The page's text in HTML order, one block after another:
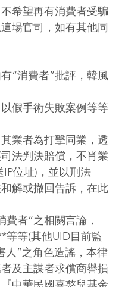
希望再有消費者受騙
場官司，如有其他同
“消費者”批評，韓風
假手術失敗案例等等
業者為打擊同業，透
法判決賠償，不肖業
位址)，並以刑法
解或撤回告訴，在此
者”之相關言論，
等等(其他UID目前監
人”之角色造謠，本律
及主謀者求償商譽損